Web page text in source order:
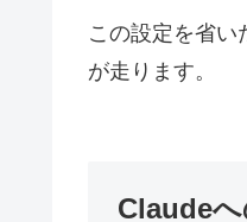
この設定を省い
が走ります。
Claude